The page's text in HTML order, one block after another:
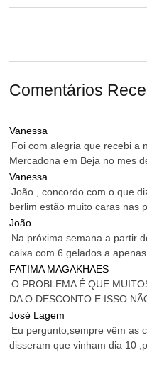
Comentários
Vanessa
Foi com alegria que recebi a
Mercadona em Beja no mes
Vanessa
João , concordo com o que
berlim estão muito caras nas
João
Na próxima semana a partir
caixa com 6 gelados a
FATIMA MAGAKHAES
O PROBLEMA É QUE
DA O DESCONTO E ISSO
José Lagem
Eu pergunto,sempre vêm as
disseram que vinham dia 10